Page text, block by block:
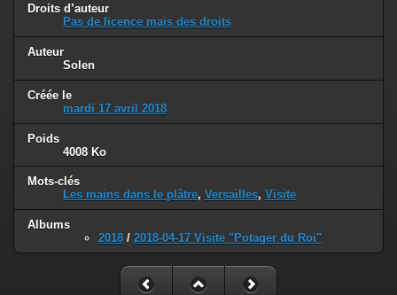
Droits d’auteur
Pas de licence mais des droits
Auteur
Solen
Créée le
mardi 17 avril 2018
Poids
4008 Ko
Mots-clés
Les mains dans le plâtre, Versailles, Visite
Albums
2018 / 2018-04-17 Visite "Potager du Roi"